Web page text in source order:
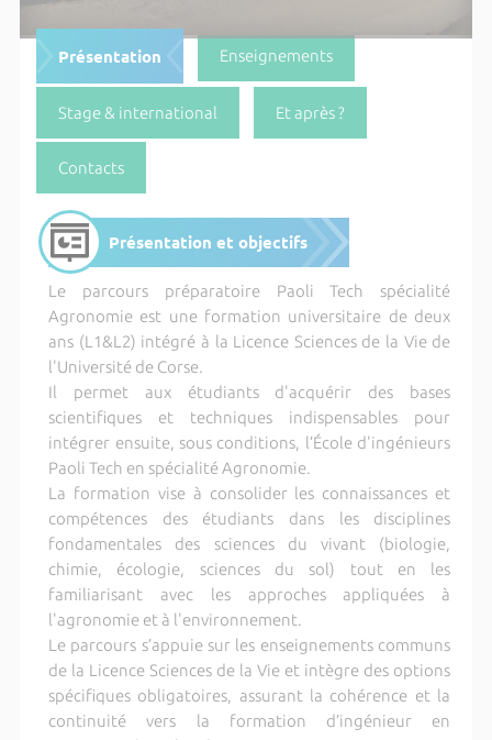
Présentation Enseignements
Stage & international Et après ?
Contacts
Présentation et objectifs
Le parcours préparatoire Paoli Tech spécialité
Agronomie est une formation universitaire de deux
ans (L1&L2) intégré à la Licence Sciences de la Vie de
l'Université de Corse.
Il permet aux étudiants d'acquérir des bases
scientifiques et techniques indispensables pour
intégrer ensuite, sous conditions, l’École d'ingénieurs
Paoli Tech en spécialité Agronomie.
La formation vise à consolider les connaissances et
compétences des étudiants dans les disciplines
fondamentales des sciences du vivant (biologie,
chimie, écologie, sciences du sol) tout en les
familiarisant avec les approches appliquées à
l'agronomie et à l'environnement.
Le parcours s’appuie sur les enseignements communs
de la Licence Sciences de la Vie et intègre des options
spécifiques obligatoires, assurant la cohérence et la
continuité vers la formation d’ingénieur en